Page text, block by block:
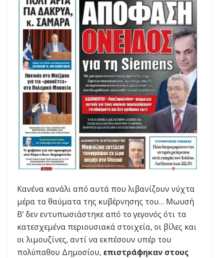
Κανένα κανάλι από αυτά που λιβανίζουν νύχτα
μέρα τα θαύματα της κυβέρνησης του… Μωυσή
Β’ δεν εντυπωσιάστηκε από το γεγονός ότι τα
κατεσχεμένα περιουσιακά στοιχεία, οι βίλες και
οι λιμουζίνες, αντί να εκπέσουν υπέρ του
πολύπαθου Δημοσίου, επιστράφηκαν στους